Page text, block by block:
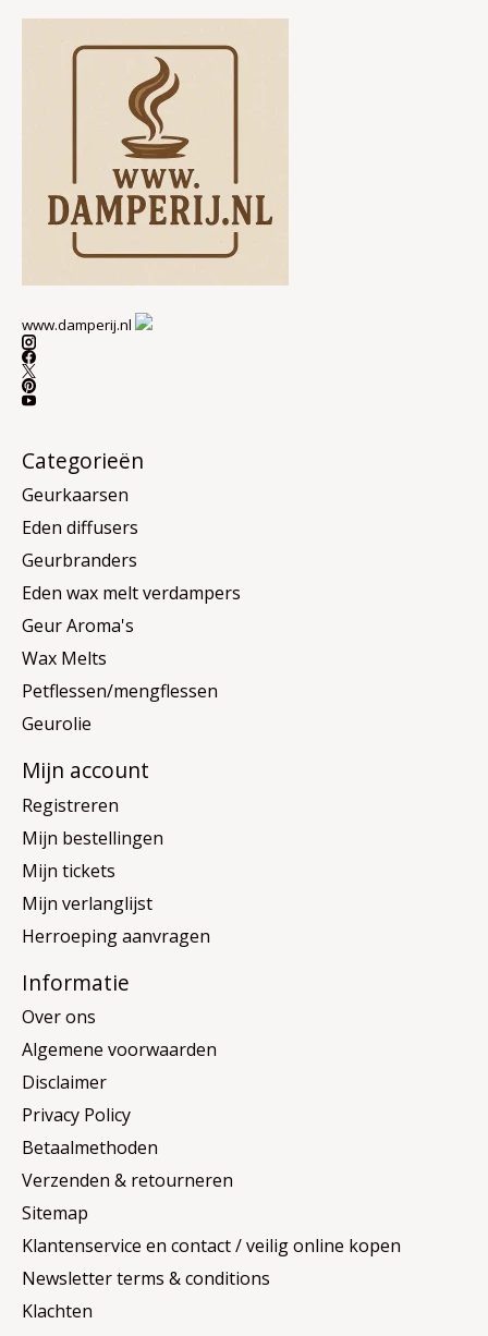
www.damperij.nl
Categorieën
Geurkaarsen
Eden diffusers
Geurbranders
Eden wax melt verdampers
Geur Aroma's
Wax Melts
Petflessen/mengflessen
Geurolie
Mijn account
Registreren
Mijn bestellingen
Mijn tickets
Mijn verlanglijst
Herroeping aanvragen
Informatie
Over ons
Algemene voorwaarden
Disclaimer
Privacy Policy
Betaalmethoden
Verzenden & retourneren
Sitemap
Klantenservice en contact / veilig online kopen
Newsletter terms & conditions
Klachten